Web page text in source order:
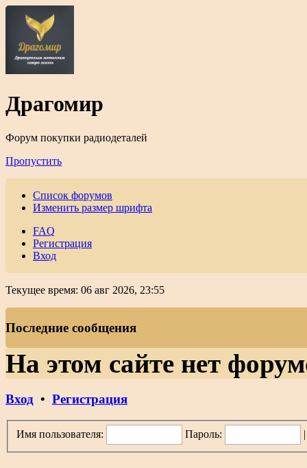
Драгомир
Форум покупки радиодеталей
Пропустить
Список форумов
Изменить размер шрифта
FAQ
Регистрация
Вход
Текущее время: 06 авг 2026, 23:55
Последние сообщения
На этом сайте нет
Вход • Регистрация
Имя пользователя: Пароль: